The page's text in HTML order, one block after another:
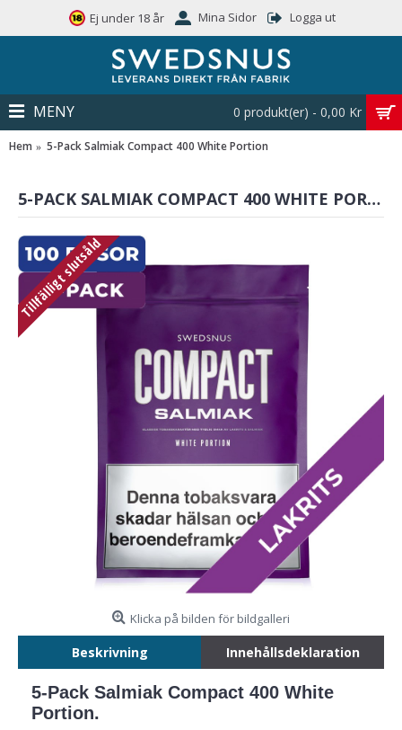
Ej under 18 år Mina Sidor Logga ut
0 produkt(er) - 0,00 Kr
MENY
Hem 5-Pack Salmiak Compact 400 White Portion
5-PACK SALMIAK COMPACT 400 WHITE PORTION
Tillfälligt slutsåld
Klicka på bilden för bildgalleri
Beskrivning Innehållsdeklaration
5-Pack Salmiak Compact 400 White
Portion.